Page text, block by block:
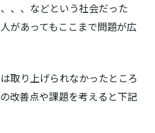
、、などという社会だった
があってもここまで問題が広
取り上げられなかったところ
改善点や課題を考えると下記